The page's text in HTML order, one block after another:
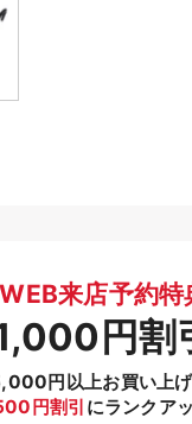
WEB来店予約特
円割
円以上お買い上
円割引 にランクア